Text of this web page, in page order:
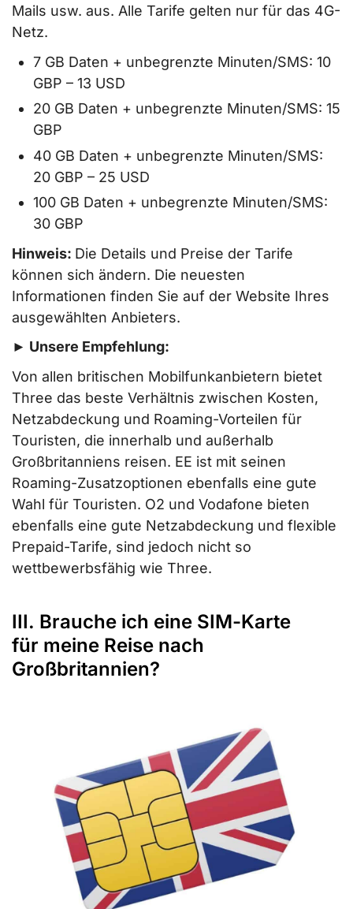
Mails usw. aus. Alle Tarife gelten nur für das 4G-
Netz.
7 GB Daten + unbegrenzte Minuten/SMS: 10
GBP – 13 USD
20 GB Daten + unbegrenzte Minuten/SMS: 15
GBP
40 GB Daten + unbegrenzte Minuten/SMS:
20 GBP – 25 USD
100 GB Daten + unbegrenzte Minuten/SMS:
30 GBP
Hinweis: Die Details und Preise der Tarife
können sich ändern. Die neuesten
Informationen finden Sie auf der Website Ihres
ausgewählten Anbieters.
► Unsere Empfehlung:
Von allen britischen Mobilfunkanbietern bietet
Three das beste Verhältnis zwischen Kosten,
Netzabdeckung und Roaming-Vorteilen für
Touristen, die innerhalb und außerhalb
Großbritanniens reisen. EE ist mit seinen
Roaming-Zusatzoptionen ebenfalls eine gute
Wahl für Touristen. O2 und Vodafone bieten
ebenfalls eine gute Netzabdeckung und flexible
Prepaid-Tarife, sind jedoch nicht so
wettbewerbsfähig wie Three.
III. Brauche ich eine SIM-Karte
für meine Reise nach
Großbritannien?